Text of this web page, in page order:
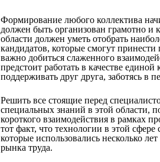
Формирование любого коллектива
должен быть организован грамотно и
области должен уметь отобрать
кандидатов, которые смогут
важно добиться слаженного
предстоит работать в качестве
поддерживать друг друга, заботясь в
Решить все стоящие перед
специальных знаний в этой области,
короткого взаимодействия в рамках
тот факт, что технологии в этой
которые использовались несколько
рынка труда.